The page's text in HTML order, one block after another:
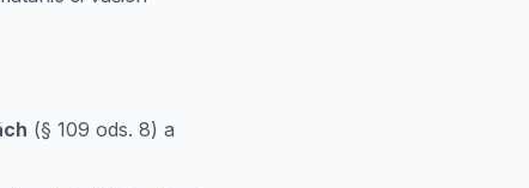
(§ 109 ods. 8) a